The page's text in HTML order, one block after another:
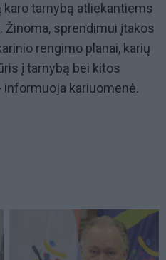
tarnybą atliekantiems
Žinoma, sprendimui įtakos
rengimo planai, karių
į tarnybą bei kitos
informuoja kariuomenė.